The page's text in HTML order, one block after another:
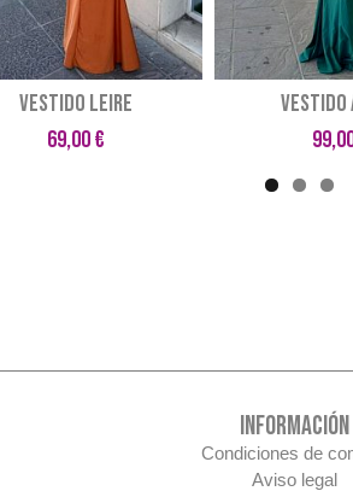
VESTIDO LEIRE
69,00 €
VESTIDO
INFORMACIÓN
Condiciones de
Aviso legal